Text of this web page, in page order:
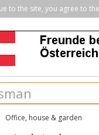
to the site, you agree to
Office, house & garden